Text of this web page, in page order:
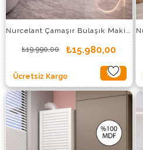
Nurcelant Çamaşır Bulaşık Makinesi Kurutmalık Dolabı MDF Krem
₺15.980,00
₺19.990,00
%20
İndirim
%20İndirim
Ücretsiz Kargo